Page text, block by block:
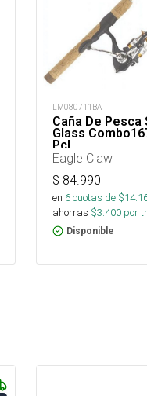
LM080711BA
Caña De
Glass
Pcl
Eagle Claw
$ 84.990
en 6cuotas de $
ahorras $3.400 por
Disponible